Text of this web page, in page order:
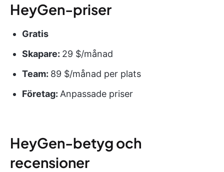
HeyGen-priser
Gratis
Skapare: 29 $/månad
Team: 89 $/månad per plats
Företag: Anpassade priser
HeyGen-betyg och
recensioner